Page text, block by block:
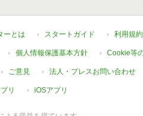
ーとは スタートガイド 利用規約
個人情報保護基本方針 Cookie等
ご意見 法人・プレスお問い合わせ
リ iOSアプリ